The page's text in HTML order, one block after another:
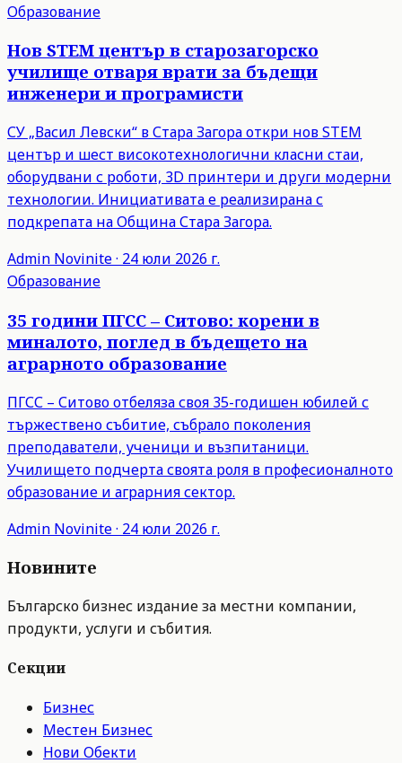
Образование
Нов STEM център в старозагорско
училище отваря врати за бъдещи
инженери и програмисти
СУ „Васил Левски“ в Стара Загора откри нов STEM
център и шест високотехнологични класни стаи,
оборудвани с роботи, 3D принтери и други модерни
технологии. Инициативата е реализирана с
подкрепата на Община Стара Загора.
Admin Novinite· 24 юли 2026 г.
Образование
35 години ПГСС – Ситово: корени в
миналото, поглед в бъдещето на
аграрното образование
ПГСС – Ситово отбеляза своя 35-годишен юбилей с
тържествено събитие, събрало поколения
преподаватели, ученици и възпитаници.
Училището подчерта своята роля в професионалното
образование и аграрния сектор.
Admin Novinite· 24 юли 2026 г.
Новините
Българско бизнес издание за местни компании,
продукти, услуги и събития.
Секции
Бизнес
Местен Бизнес
Нови Обекти